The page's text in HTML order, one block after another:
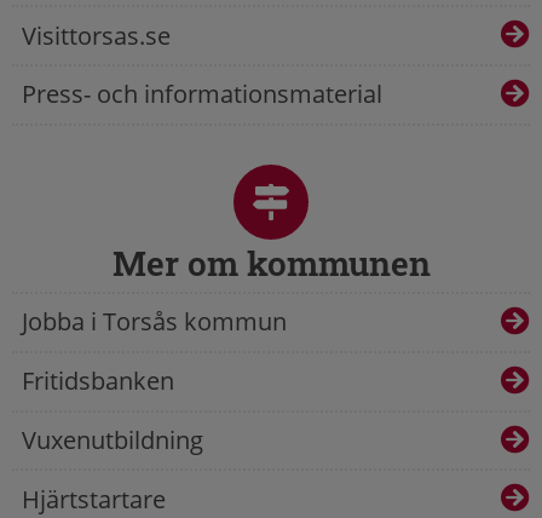
Visittorsas.se
Press- och informationsmaterial
Mer om kommunen
Jobba i Torsås kommun
Fritidsbanken
Vuxenutbildning
Hjärtstartare